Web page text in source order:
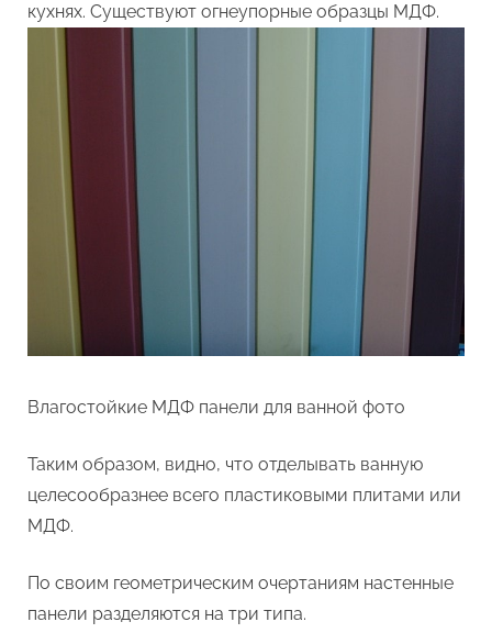
кухнях. Существуют огнеупорные образцы МДФ.
Влагостойкие МДФ панели для ванной фото
Таким образом, видно, что отделывать ванную
целесообразнее всего пластиковыми плитами или
МДФ.
По своим геометрическим очертаниям настенные
панели разделяются на три типа.